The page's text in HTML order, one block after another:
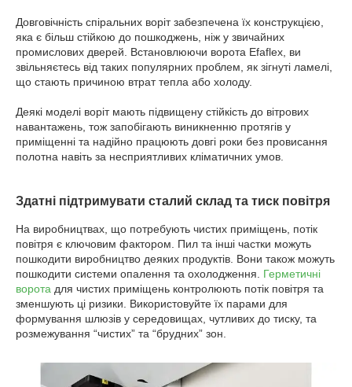
Довговічність спіральних воріт забезпечена їх конструкцією,
яка є більш стійкою до пошкоджень, ніж у звичайних
промислових дверей. Встановлюючи ворота Efaflex, ви
звільняєтесь від таких популярних проблем, як зігнуті ламелі,
що стають причиною втрат тепла або холоду.
Деякі моделі воріт мають підвищену стійкість до вітрових
навантажень, тож запобігають виникненню протягів у
приміщенні та надійно працюють довгі роки без провисання
полотна навіть за несприятливих кліматичних умов.
Здатні підтримувати сталий склад та тиск повітря
На виробництвах, що потребують чистих приміщень, потік
повітря є ключовим фактором. Пил та інші частки можуть
пошкодити виробництво деяких продуктів. Вони також можуть
пошкодити системи опалення та охолодження. Герметичні
ворота для чистих приміщень контролюють потік повітря та
зменшують ці ризики. Використовуйте їх парами для
формування шлюзів у середовищах, чутливих до тиску, та
розмежування “чистих” та “брудних” зон.